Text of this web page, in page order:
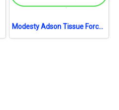
Modesty Adson Tissue Forcep (เยอรมัน)